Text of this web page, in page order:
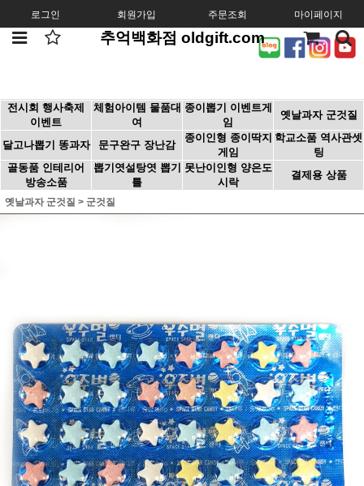
로그인 회원가입 주문조회 마이페이지
추억백화점 oldgift.com
전시회 행사축제
이벤트
체험아이템 물품대
여
종이뽑기 이벤트게
임
옛날과자 군것질
달고나뽑기 똥과자 문구완구 장난감
종이인형 종이딱지
게임
학교소품 역사관셋
팅
골동품 인테리어
방송소품
뽑기엿설탕엿 뽑기
틀
못난이인형 양은도
시락
결제용 상품
옛날과자 군것질 > 군것질